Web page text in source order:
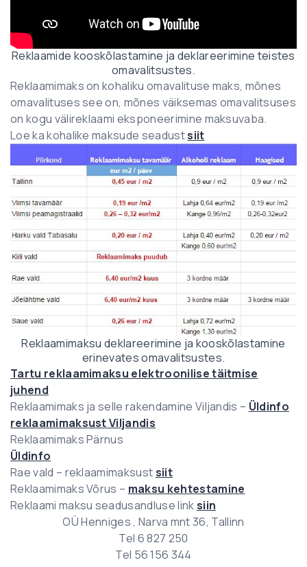
Reklaamide kooskõlastamine ja deklareerimine teistes
omavalitsustes.
Reklaamimaks on kohaliku omavalituse maks, mõnes
omavalituses see on, mõnes väiksemas omavalitsuses
on kogu välireklaami eksponeerimine maksuvaba.
Loe ka kohalike maksude seadustsiit
Reklaamimaksu deklareerimine ja kooskõlastamine
erinevates omavalitsustes.
Tartu reklaamimaksu elektroonilise täitmise
juhend
Reklaamimaks ja selle rakendamine Viljandis – Üldinfo
reklaamimaksust Viljandis
Reklaamimaks Pärnus
Üldinfo
Rae vald – reklaamimaksustsiit
Reklaamimaks Võrus – maksu kehtestamine
Reklaami maksu seadusandluse linksiin
OÜ Henniges , Narva mnt 36, Tallinn
Tel 6 827 250
Tel 56 156 344